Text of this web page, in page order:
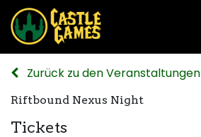
Zurück zu den Veranstaltungen
Riftbound Nexus Night
Tickets